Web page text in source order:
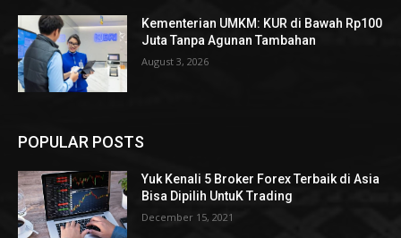
Kementerian UMKM: KUR di Bawah Rp100
Juta Tanpa Agunan Tambahan
August 3, 2026
POPULAR POSTS
Yuk Kenali 5 Broker Forex Terbaik di Asia
Bisa Dipilih UntuK Trading
December 15, 2021